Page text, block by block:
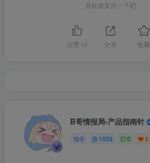
喜欢就支持一下吧
点赞 10 分享 收藏
B哥情报局-产品指南针
0 1039 0 5